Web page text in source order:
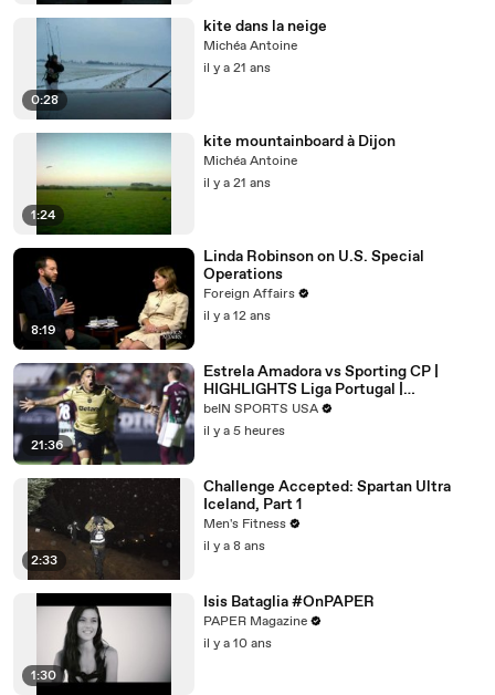
0:28
kite dans la neige
Michéa Antoine
il y a 21 ans
1:24
kite mountainboard à Dijon
Michéa Antoine
il y a 21 ans
8:19
Linda Robinson on U.S. Special
Operations
Foreign Affairs
il y a 12 ans
21:36
Estrela Amadora vs Sporting CP |
HIGHLIGHTS Liga Portugal |
08/08/2026 | beIN SPORTS USA
beIN SPORTS USA
il y a 5 heures
2:33
Challenge Accepted: Spartan Ultra
Iceland, Part 1
Men's Fitness
il y a 8 ans
1:30
Isis Bataglia #OnPAPER
PAPER Magazine
il y a 10 ans